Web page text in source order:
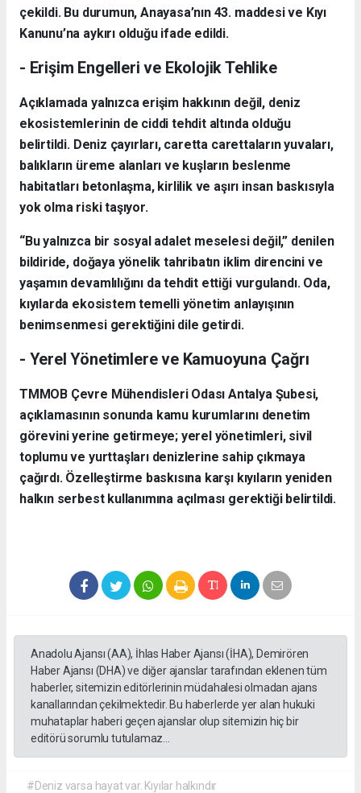
çekildi. Bu durumun, Anayasa’nın 43. maddesi ve Kıyı
Kanunu’na aykırı olduğu ifade edildi.
- Erişim Engelleri ve Ekolojik Tehlike
Açıklamada yalnızca erişim hakkının değil, deniz
ekosistemlerinin de ciddi tehdit altında olduğu
belirtildi. Deniz çayırları, caretta carettaların yuvaları,
balıkların üreme alanları ve kuşların beslenme
habitatları betonlaşma, kirlilik ve aşırı insan baskısıyla
yok olma riski taşıyor.
“Bu yalnızca bir sosyal adalet meselesi değil,” denilen
bildiride, doğaya yönelik tahribatın iklim direncini ve
yaşamın devamlılığını da tehdit ettiği vurgulandı. Oda,
kıyılarda ekosistem temelli yönetim anlayışının
benimsenmesi gerektiğini dile getirdi.
- Yerel Yönetimlere ve Kamuoyuna Çağrı
TMMOB Çevre Mühendisleri Odası Antalya Şubesi,
açıklamasının sonunda kamu kurumlarını denetim
görevini yerine getirmeye; yerel yönetimleri, sivil
toplumu ve yurttaşları denizlerine sahip çıkmaya
çağırdı. Özelleştirme baskısına karşı kıyıların yeniden
halkın serbest kullanımına açılması gerektiği belirtildi.
Anadolu Ajansı (AA), İhlas Haber Ajansı (İHA), Demirören
Haber Ajansı (DHA) ve diğer ajanslar tarafından eklenen tüm
haberler, sitemizin editörlerinin müdahalesi olmadan ajans
kanallarından çekilmektedir. Bu haberlerde yer alan hukuki
muhataplar haberi geçen ajanslar olup sitemizin hiç bir
editörü sorumlu tutulamaz...
#Deniz varsa hayat var. Kıyılar halkındır